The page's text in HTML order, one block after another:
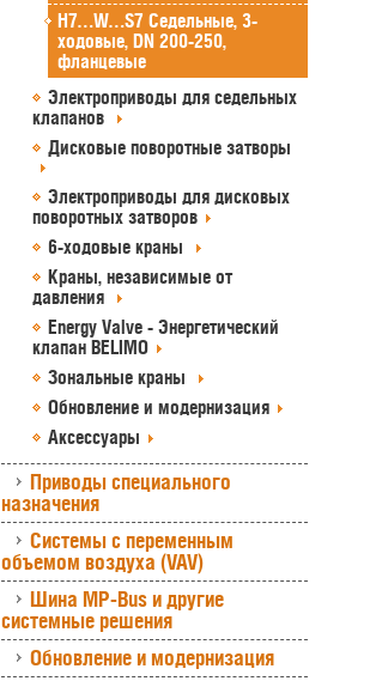
H7…W…S7 Седельные, 3-
ходовые, DN 200-250,
фланцевые
Электроприводы для седельных
клапанов
Дисковые поворотные затворы
Электроприводы для дисковых
поворотных затворов
6-ходовые краны
Краны, независимые от
давления
Energy Valve - Энергетический
клапан BELIMO
Зональные краны
Обновление и модернизация
Аксессуары
Приводы специального
назначения
Системы с переменным
объемом воздуха (VAV)
Шина MP-Bus и другие
системные решения
Обновление и модернизация